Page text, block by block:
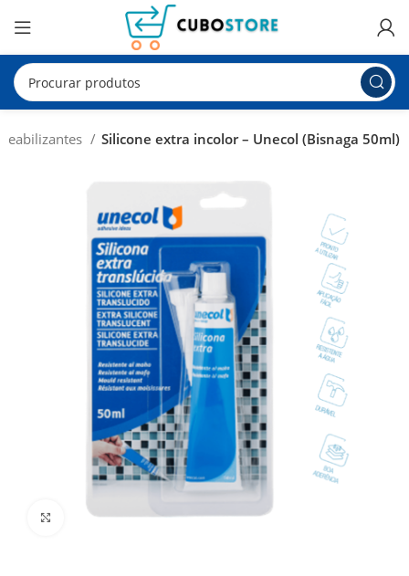
Silicone extra incolor – Unecol (Bisnaga 50ml)
Clique para ampliar